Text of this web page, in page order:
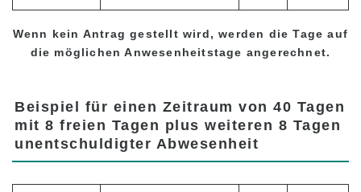
Erstattungspolitik
Prozess von der Bewerbung bis zur
Immatrikulation
Für aktuelle Studenten
Wenn kein Antrag gestellt wird, werden die Tage auf
die möglichen Anwesenheitstage angerechnet.
Beispiel für einen Zeitraum von 40 Tagen
mit 8 freien Tagen plus weiteren 8 Tagen
unentschuldigter Abwesenheit